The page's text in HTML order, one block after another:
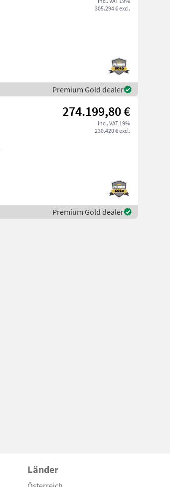
305.294 € excl.
Premium Gold dealer
274.199,80 €
incl. VAT 19%
230.420 € excl.
Premium Gold dealer
Länder